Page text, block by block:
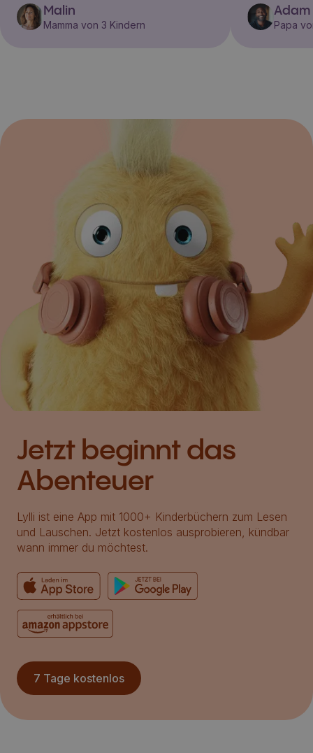
Malin
Mamma von 3 Kindern
Adam
Papa
Jetzt beginnt das
Abenteuer
Lylli ist eine App mit 1000+ Kinderbüchern zum Lesen
und Lauschen. Jetzt kostenlos ausprobieren, kündbar
wann immer du möchtest.
7 Tage kostenlos